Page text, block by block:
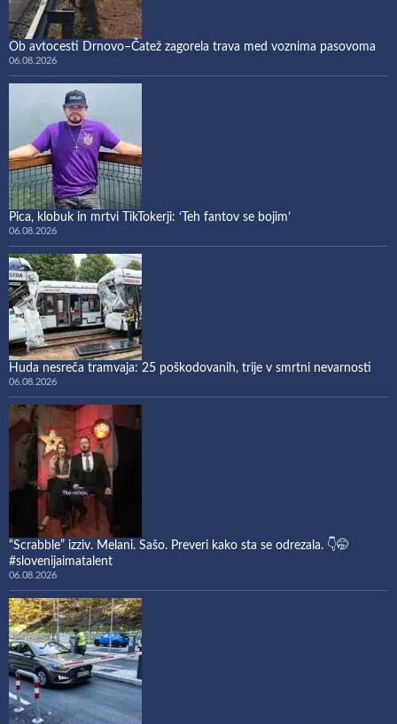
Ob avtocesti Drnovo–Čatež zagorela trava med voznima pasovoma
06.08.2026
Pica, klobuk in mrtvi TikTokerji: ‘Teh fantov se bojim’
06.08.2026
Huda nesreča tramvaja: 25 poškodovanih, trije v smrtni nevarnosti
06.08.2026
“Scrabble” izziv. Melani. Sašo. Preveri kako sta se odrezala. 👇🤭
#slovenijaimatalent
06.08.2026